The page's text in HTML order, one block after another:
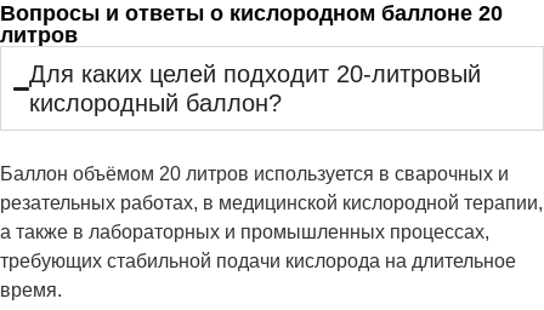
Вопросы и ответы о кислородном баллоне 20
литров
Для каких целей подходит 20-литровый
кислородный баллон?
Баллон объёмом 20 литров используется в сварочных и
резательных работах, в медицинской кислородной терапии,
а также в лабораторных и промышленных процессах,
требующих стабильной подачи кислорода на длительное
время.